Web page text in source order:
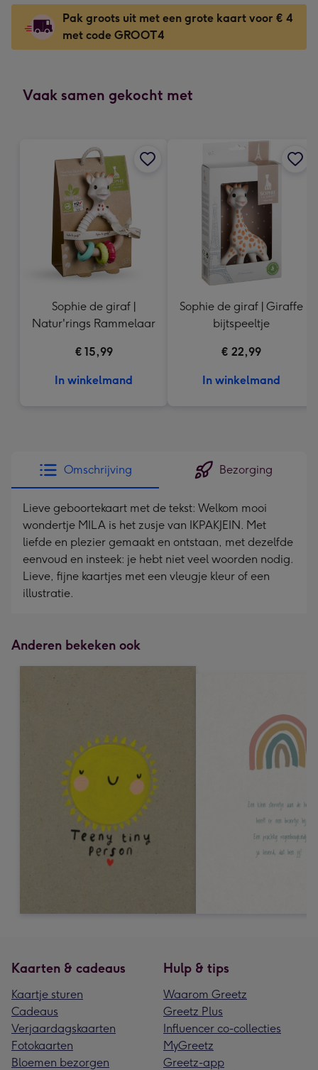
-
118
x
-
166
mm
Pak groots uit met een grote kaart voor € 4
met code GROOT4
Vaak samen gekocht met
Sophie de giraf |
Natur'rings Rammelaar
€ 15,99
In winkelmand
Sophie de giraf | Giraffe
bijtspeeltje
€ 22,99
In winkelmand
Omschrijving Bezorging
Lieve geboortekaart met de tekst: Welkom mooi
wondertje MILA is het zusje van IKPAKJEIN. Met
liefde en plezier gemaakt en ontstaan, met dezelfde
eenvoud en insteek: je hebt niet veel woorden nodig.
Lieve, fijne kaartjes met een vleugje kleur of een
illustratie.
Anderen bekeken ook
Kaarten & cadeaus
Kaartje sturen
Cadeaus
Verjaardagskaarten
Fotokaarten
Bloemen bezorgen
Hulp & tips
Waarom Greetz
Greetz Plus
Influencer co-collecties
MyGreetz
Greetz-app